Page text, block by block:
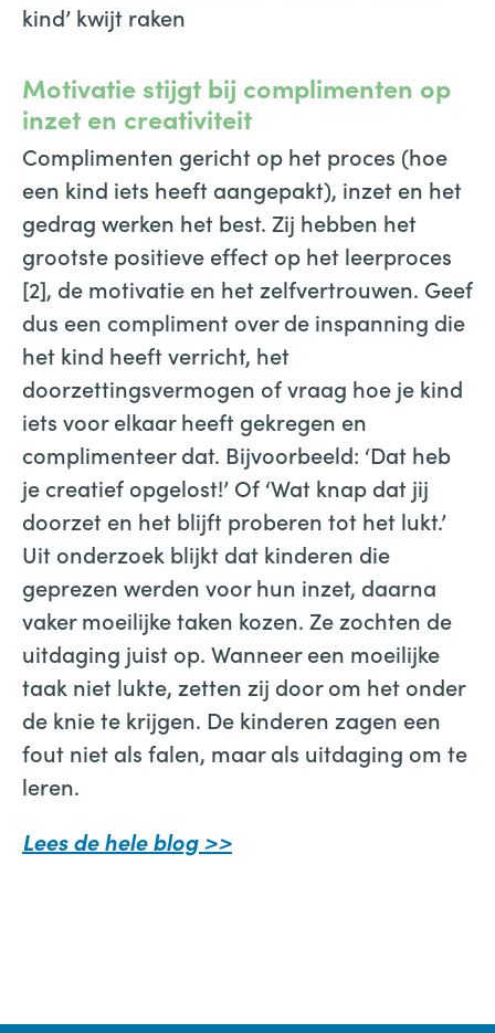
kind’ kwijt raken
Motivatie stijgt bij complimenten op
inzet en creativiteit
Complimenten gericht op het proces (hoe
een kind iets heeft aangepakt), inzet en het
gedrag werken het best. Zij hebben het
grootste positieve effect op het leerproces
[2], de motivatie en het zelfvertrouwen. Geef
dus een compliment over de inspanning die
het kind heeft verricht, het
doorzettingsvermogen of vraag hoe je kind
iets voor elkaar heeft gekregen en
complimenteer dat. Bijvoorbeeld: ‘Dat heb
je creatief opgelost!’ Of ‘Wat knap dat jij
doorzet en het blijft proberen tot het lukt.’
Uit onderzoek blijkt dat kinderen die
geprezen werden voor hun inzet, daarna
vaker moeilijke taken kozen. Ze zochten de
uitdaging juist op. Wanneer een moeilijke
taak niet lukte, zetten zij door om het onder
de knie te krijgen. De kinderen zagen een
fout niet als falen, maar als uitdaging om te
leren.
Lees de hele blog >>